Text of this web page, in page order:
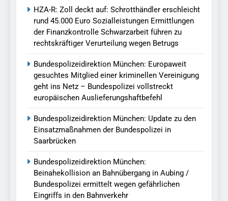
HZA-R: Zoll deckt auf: Schrotthändler erschleicht
rund 45.000 Euro Sozialleistungen Ermittlungen
der Finanzkontrolle Schwarzarbeit führen zu
rechtskräftiger Verurteilung wegen Betrugs
Bundespolizeidirektion München: Europaweit
gesuchtes Mitglied einer kriminellen Vereinigung
geht ins Netz – Bundespolizei vollstreckt
europäischen Auslieferungshaftbefehl
Bundespolizeidirektion München: Update zu den
Einsatzmaßnahmen der Bundespolizei in
Saarbrücken
Bundespolizeidirektion München:
Beinahekollision an Bahnübergang in Aubing /
Bundespolizei ermittelt wegen gefährlichen
Eingriffs in den Bahnverkehr